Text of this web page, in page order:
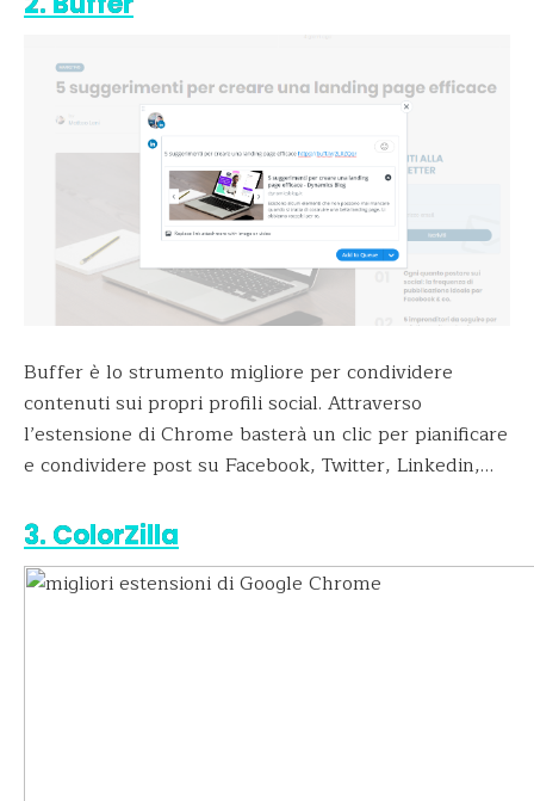
Buffer è lo strumento migliore per condividere
contenuti sui propri profili social. Attraverso
l’estensione di Chrome basterà un clic per pianificare
e condividere post su Facebook, Twitter, Linkedin,…
3. ColorZilla